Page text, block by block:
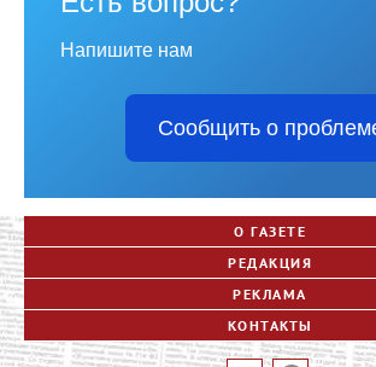
Напишите нам
Сообщить о
О ГАЗЕТЕ
РЕДАКЦИЯ
РЕКЛАМА
КОНТАКТЫ